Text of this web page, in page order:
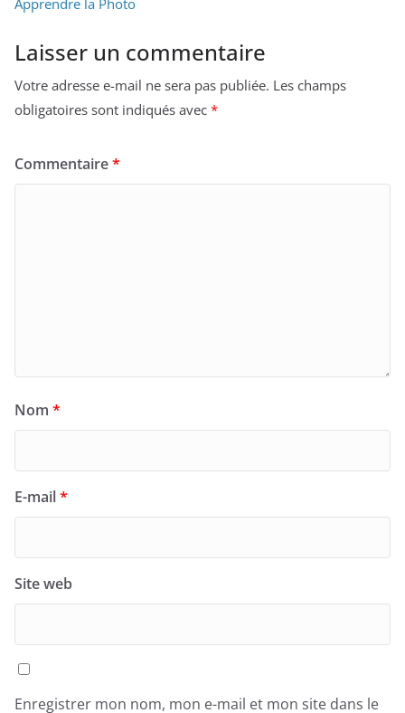
Laisser un commentaire
Votre adresse e-mail ne sera pas publiée. Les champs
obligatoires sont indiqués avec *
Commentaire*
Nom *
E-mail*
Site web
Enregistrer mon nom, mon e-mail et mon site dans le